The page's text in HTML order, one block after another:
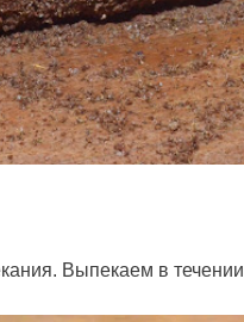
Выпекаем в течении